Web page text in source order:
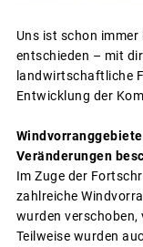
Uns ist schon
entschieden – mit
landwirtschaftliche
Entwicklung der
Veränderungen
Im Zuge der
zahlreiche
wurden verschoben,
Teilweise wurden